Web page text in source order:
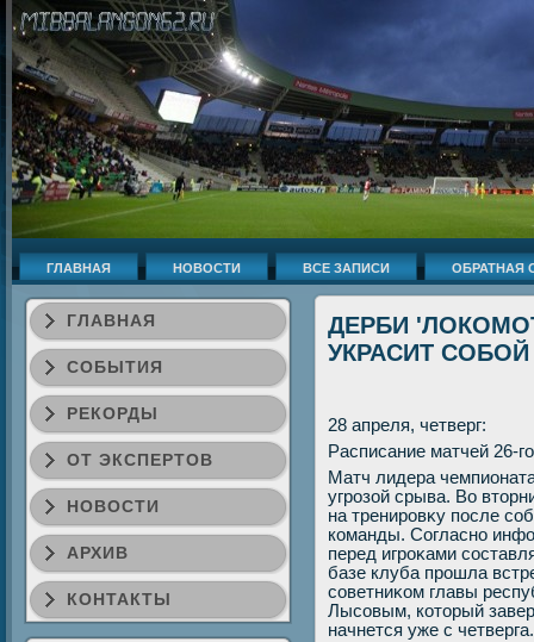
ГЛАВНАЯ НОВОСТИ ВСЕ ЗАПИСИ ОБРАТНАЯ
ГЛАВНАЯ
СОБЫТИЯ
РЕКОРДЫ
ОТ ЭКСПЕРТОВ
НОВОСТИ
АРХИВ
КОНТАКТЫ
ДЕРБИ
УКРАСИТ СОБОЙ
28 апреля, четверг:
Расписание матчей 26-
Матч лидера
угрозой срыва. Во
на тренировκу после
команды. Согласно
перед игроκами
базе клуба прошла
советниκом главы
Лысовым, котοрый
начнется уже с четверга.